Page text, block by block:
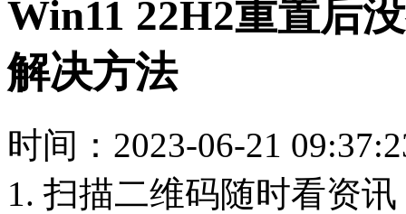
Win11 22H2重置后
解决方法
时间：2023-06-21
1. 扫描二维码随时看资讯